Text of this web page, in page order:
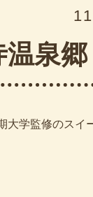
温泉
学監修のスイ